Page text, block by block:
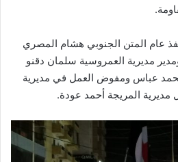
عام المتن الجنوبي هشام المصري
مديرية العمروسية سلمان دقنو
عباس ومفوض العمل في مديرية
المريجة أحمد عودة.